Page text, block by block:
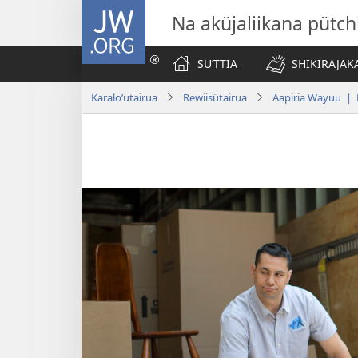
JW.ORG
Na aküjaliikana
SUʼTTIA
Karaloʼutairua Rewiisütairua Aapiria Wayuu |